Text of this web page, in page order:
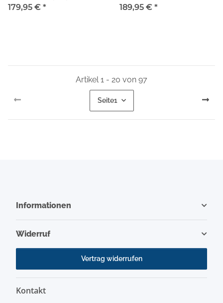
30417 für Apple iPhone 14
179,95 € *
30415 für Apple iPhone 14
189,95 € *
Artikel 1 - 20 von 97
Seite1
Informationen
Widerruf
Vertrag widerrufen
Kontakt